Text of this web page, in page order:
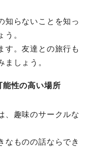
知らないことを知っ
。
す。友達との旅行も
しょう。
能性の高い場所
、趣味のサークルな
なものの話ならでき